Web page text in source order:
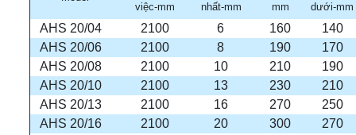
việc-mm
nhất-mm
mm
dưới-mm
AHS 20/04 2100 6 160
140
AHS 20/06
2100 8 190
170
AHS 20/08
2100 10 210
190
AHS 20/10
2100 13 230
210
AHS 20/13
2100 16 270
250
AHS 20/16
2100 20 300
270